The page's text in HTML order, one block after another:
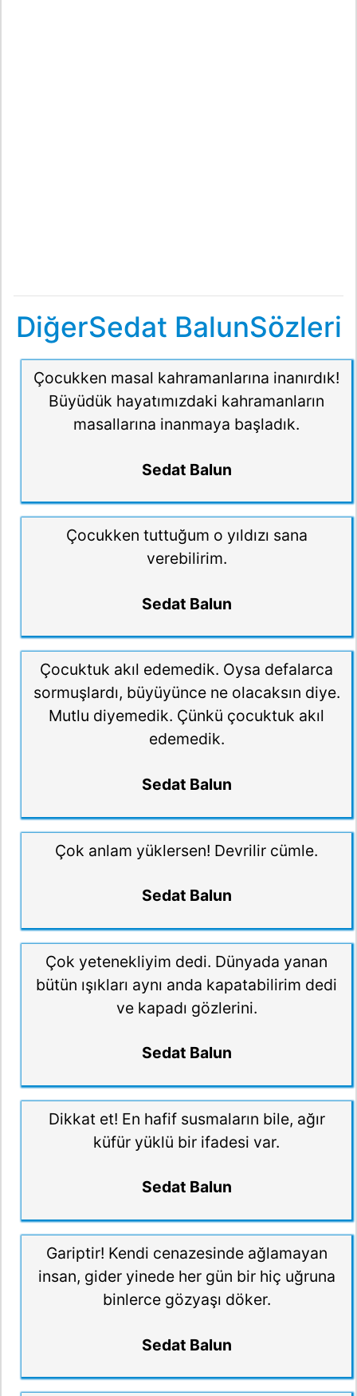
DiğerSedat BalunSözleri
Çocukken masal kahramanlarına inanırdık!
Büyüdük hayatımızdaki kahramanların
masallarına inanmaya başladık.
Sedat Balun
Çocukken tuttuğum o yıldızı sana
verebilirim.
Sedat Balun
Çocuktuk akıl edemedik. Oysa defalarca
sormuşlardı, büyüyünce ne olacaksın diye.
Mutlu diyemedik. Çünkü çocuktuk akıl
edemedik.
Sedat Balun
Çok anlam yüklersen! Devrilir cümle.
Sedat Balun
Çok yetenekliyim dedi. Dünyada yanan
bütün ışıkları aynı anda kapatabilirim dedi
ve kapadı gözlerini.
Sedat Balun
Dikkat et! En hafif susmaların bile, ağır
küfür yüklü bir ifadesi var.
Sedat Balun
Gariptir! Kendi cenazesinde ağlamayan
insan, gider yinede her gün bir hiç uğruna
binlerce gözyaşı döker.
Sedat Balun